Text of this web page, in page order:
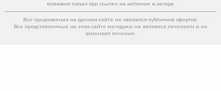
возможно только при ссылке на источник и автора.
Все предложения на данном сайте не являются публичной офертой.
Все представленные на этом сайте методики не являются лечением и не
заменяют лечение.